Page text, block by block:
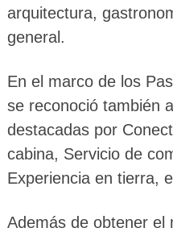
arquitectura,
general.
En el marco de los
se reconoció también
destacadas por
cabina, Servicio de
Experiencia en tierra,
Además de obtener el